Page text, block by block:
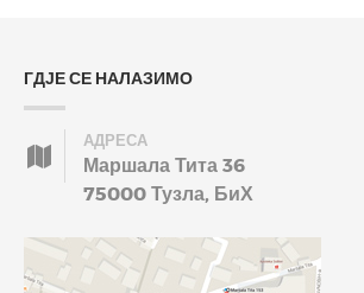
ГДЈЕ СЕ НАЛАЗИМО
АДРЕСА
Маршала Тита 36
75000 Тузла, БиХ